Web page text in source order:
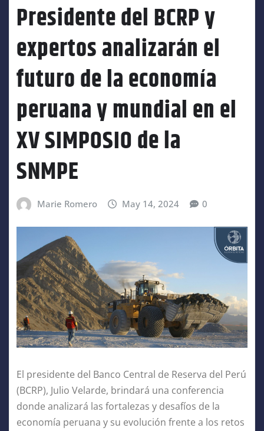
Presidente del BCRP y
expertos analizarán el
futuro de la economía
peruana y mundial en el
XV SIMPOSIO de la
SNMPE
Marie Romero May 14, 2024 0
El presidente del Banco Central de Reserva del Perú
(BCRP), Julio Velarde, brindará una conferencia
donde analizará las fortalezas y desafíos de la
economía peruana y su evolución frente a los retos